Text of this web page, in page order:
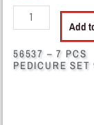
Add
56537 – 7 PCS
PEDICURE